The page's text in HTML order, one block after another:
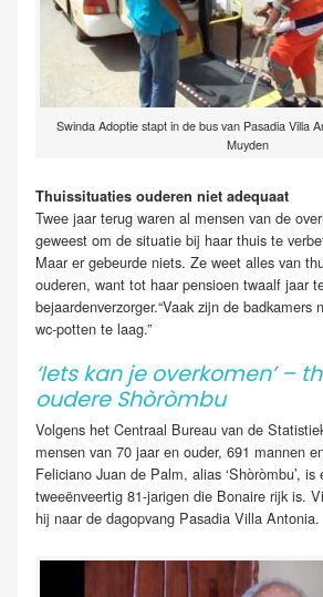
Swinda Adoptie stapt in de bus van Pasadia Villa
Muyden
Thuissituaties ouderen niet adequaat
Twee jaar terug waren al mensen van de
geweest om de situatie bij haar thuis te
Maar er gebeurde niets. Ze weet alles van
ouderen, want tot haar pensioen twaalf jaar
bejaardenverzorger.“Vaak zijn de badkamers
wc-potten te laag.”
‘Iets kan je overkomen’ –
oudere Shòròmbu
Volgens het Centraal Bureau van de
mensen van 70 jaar en ouder, 691 mannen
Feliciano Juan de Palm, alias ‘Shòròmbu’, is
tweeënveertig 81-jarigen die Bonaire rijk is.
hij naar de dagopvang Pasadia Villa Antonia.